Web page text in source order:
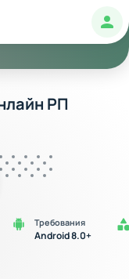
РП
Требования
Android 8.0+